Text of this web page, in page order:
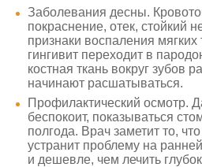
Заболевания десны.
покраснение, отек, стойкий
признаки воспаления мягких
гингивит переходит в
костная ткань вокруг зубов
начинают расшатываться.
Профилактический осмотр.
беспокоит, показываться
полгода. Врач заметит то,
устранит проблему на
и дешевле, чем лечить